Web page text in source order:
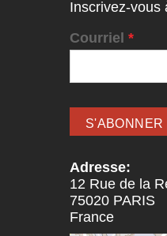
Inscrivez-vous
Courriel *
Adresse:
12 Rue de la
75020 PARIS
France